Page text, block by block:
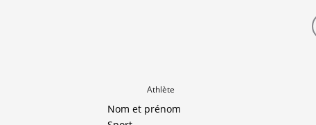
Athlète
Nom et prénom